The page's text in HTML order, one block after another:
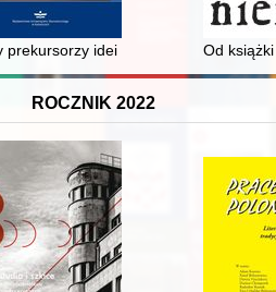
Mniejszości Niemieckiej "Jodły =
prekursorzy idei integracji europejskiej
Od
ROCZNIK 2022